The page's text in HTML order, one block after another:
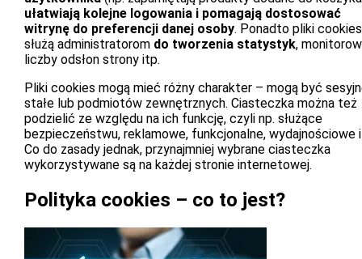
ułatwiają kolejne logowania i pomagają dostosować
witrynę do preferencji danej osoby. Ponadto pliki cookies
służą administratorom do tworzenia statystyk,
liczby odsłon strony itp.
Pliki cookies mogą mieć różny charakter – mogą być
stałe lub podmiotów zewnętrznych. Ciasteczka można też
podzielić ze względu na ich funkcję, czyli np. służące
bezpieczeństwu, reklamowe, funkcjonalne, wydajnościowe
Co do zasady jednak, przynajmniej wybrane ciasteczka
wykorzystywane są na każdej stronie internetowej.
Polityka cookies – co to jest?